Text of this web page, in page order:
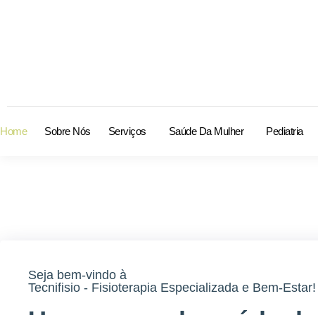
Home Sobre Nós Serviços Saúde Da Mulher Pediatria
Seja bem-vindo à
Tecnifisio - Fisioterapia Especializada e Bem-Estar!